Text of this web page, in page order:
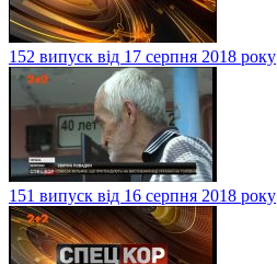
152 випуск від 17 серпня 2018 року
151 випуск від 16 серпня 2018 року